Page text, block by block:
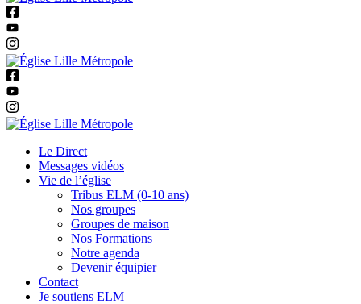
Le Direct
Messages vidéos
Vie de l’église
Tribus ELM (0-10 ans)
Nos groupes
Groupes de maison
Nos Formations
Notre agenda
Devenir équipier
Contact
Je soutiens ELM